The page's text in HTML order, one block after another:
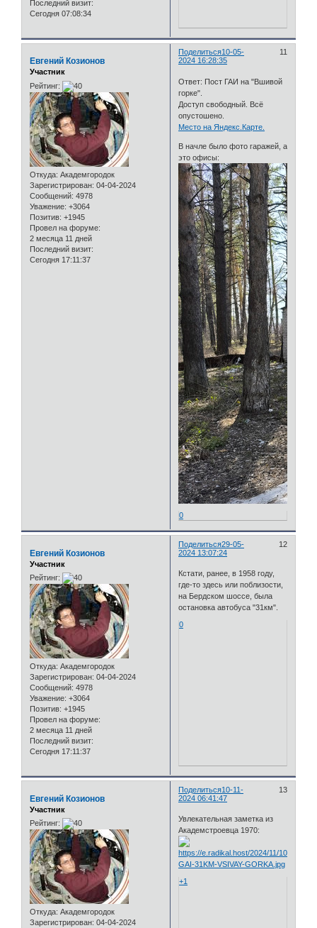
Последний визит:
Сегодня 07:08:34
Поделиться 11
10-05-
2024 16:28:35
Евгений Козионов
Участник
Рейтинг:
Откуда: Академгородок
Зарегистрирован: 04-04-2024
Сообщений: 4978
Уважение: +3064
Позитив: +1945
Провел на форуме:
2 месяца 11 дней
Последний визит:
Сегодня 17:11:37
Ответ: Пост ГАИ на "Вшивой
горке".
Доступ свободный. Всё
опустошено.
Место на Яндекс.Карте.
В начле было фото гаражей, а
это офисы:
0
Поделиться 12
29-05-
2024 13:07:24
Евгений Козионов
Участник
Рейтинг:
Откуда: Академгородок
Зарегистрирован: 04-04-2024
Сообщений: 4978
Уважение: +3064
Позитив: +1945
Провел на форуме:
2 месяца 11 дней
Последний визит:
Сегодня 17:11:37
Кстати, ранее, в 1958 году,
где-то здесь или поблизости,
на Бердском шоссе, была
остановка автобуса "31км".
0
Поделиться 13
10-11-
2024 06:41:47
Евгений Козионов
Участник
Рейтинг:
Откуда: Академгородок
Зарегистрирован: 04-04-2024
Увлекательная заметка из
Академстроевца 1970:
+1